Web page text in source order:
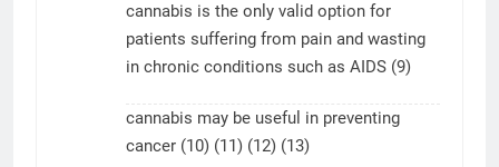
cannabis is the only valid option for
patients suffering from pain and wasting
in chronic conditions such as AIDS (9)
cannabis may be useful in preventing
cancer (10) (11) (12) (13)